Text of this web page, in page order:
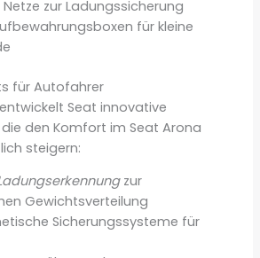
zur Ladungssicherung
für kleine
für Autofahrer
Seat innovative
den Komfort im Seat Arona
steigern:
zur
Gewichtsverteilung
Sicherungssysteme für